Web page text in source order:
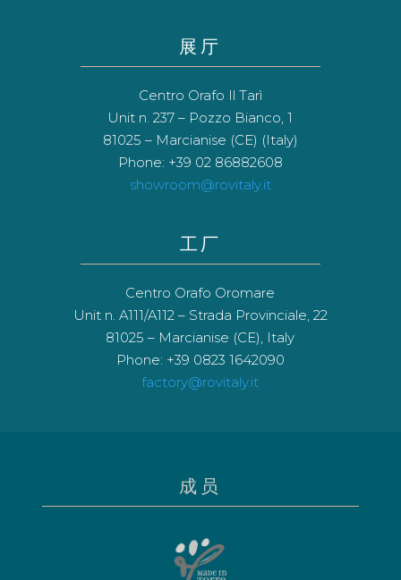
展厅
Centro Orafo Il Tarì
Unit n. 237 – Pozzo Bianco, 1
81025 – Marcianise (CE) (Italy)
Phone: +39 02 86882608
showroom@rovitaly.it
工厂
Centro Orafo Oromare
Unit n. A111/A112 – Strada Provinciale, 22
81025 – Marcianise (CE), Italy
Phone: +39 0823 1642090
factory@rovitaly.it
成员